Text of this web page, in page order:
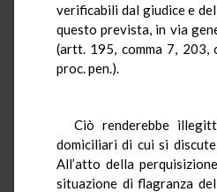
verificabili dal giudice e
questo prevista, in via
(artt. 195, comma 7, 203,
proc. pen.).
Ciò renderebbe
domiciliari di cui si
All’atto della
situazione di flagranza